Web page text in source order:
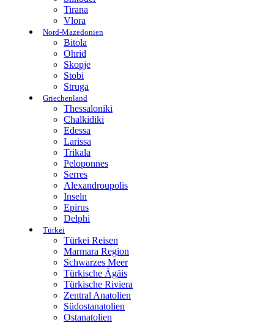
Tirana
Vlora
Nord-Mazedonien
Bitola
Ohrid
Skopje
Stobi
Struga
Griechenland
Thessaloniki
Chalkidiki
Edessa
Larissa
Trikala
Peloponnes
Serres
Alexandroupolis
Inseln
Epirus
Delphi
Türkei
Türkei Reisen
Marmara Region
Schwarzes Meer
Türkische Ägäis
Türkische Riviera
Zentral Anatolien
Südostanatolien
Ostanatolien